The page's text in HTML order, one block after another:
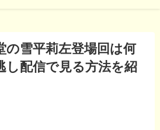
の雪平莉左登場回は何
し配信で見る方法を紹